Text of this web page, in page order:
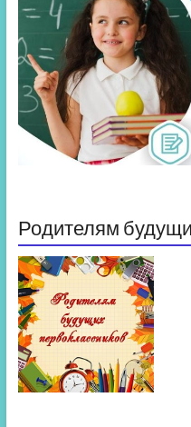
Родителям